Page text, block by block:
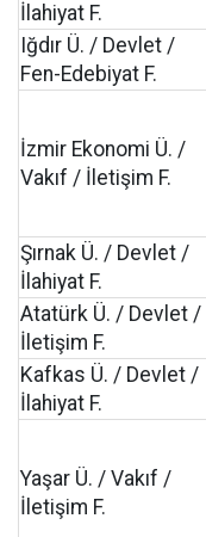
İlahiyat F.
Iğdır Ü. / Devlet /
Fen-Edebiyat F.
İzmir Ekonomi Ü. /
Vakıf / İletişim F.
Şırnak Ü. / Devlet /
İlahiyat F.
Atatürk Ü. / Devlet /
İletişim F.
Kafkas Ü. / Devlet /
İlahiyat F.
Yaşar Ü. / Vakıf /
İletişim F.